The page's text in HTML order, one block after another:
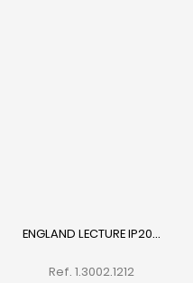
ENGLAND LECTURE IP20...
Ref. 1.3002.1212